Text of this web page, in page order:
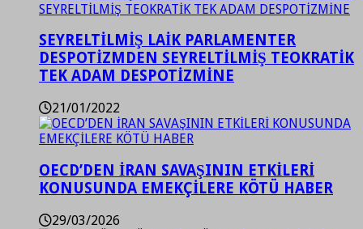
SEYRELTİLMİŞ LAİK PARLAMENTER
DESPOTİZMDEN SEYRELTİLMİŞ TEOKRATİK
TEK ADAM DESPOTİZMİNE
21/01/2022
OECD’DEN İRAN SAVAŞININ ETKİLERİ
KONUSUNDA EMEKÇİLERE KÖTÜ HABER
29/03/2026